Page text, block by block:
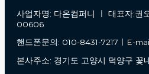
사업자명: 다온컴퍼니 ㅣ 대표자:권
00606
핸드폰문의: 010-8431-7217ㅣE-
본사주소: 경기도 고양시 덕양구 꽃